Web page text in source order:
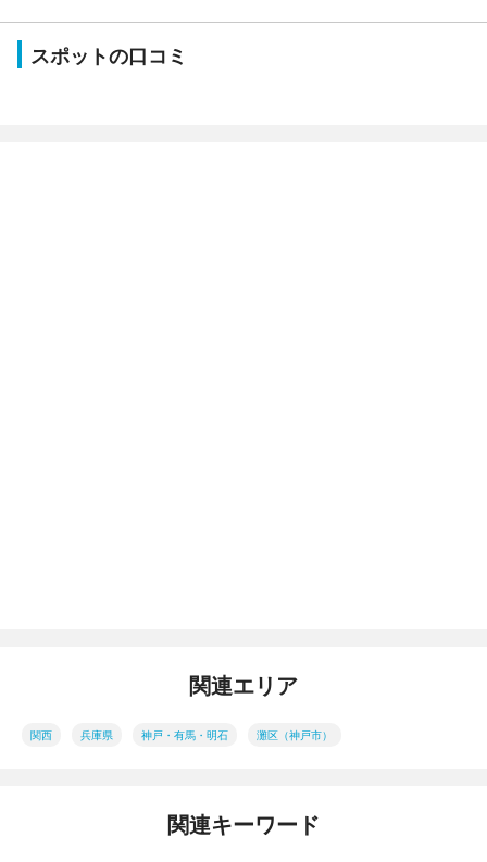
スポットの口コミ
関連エリア
関西 兵庫県 神戸・有馬・明石 灘区（神戸市）
関連キーワード